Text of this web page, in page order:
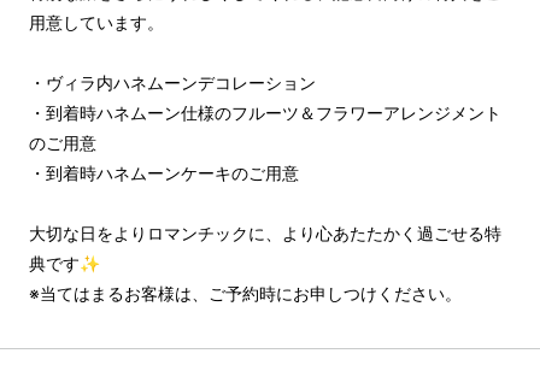
用意しています。
・ヴィラ内ハネムーンデコレーション
・到着時ハネムーン仕様のフルーツ＆フラワーアレンジメント
のご用意
・到着時ハネムーンケーキのご用意
大切な日をよりロマンチックに、より心あたたかく過ごせる特
典です✨
※当てはまるお客様は、ご予約時にお申しつけください。